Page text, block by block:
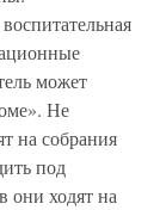
может
Не
на собрания
под
они ходят на